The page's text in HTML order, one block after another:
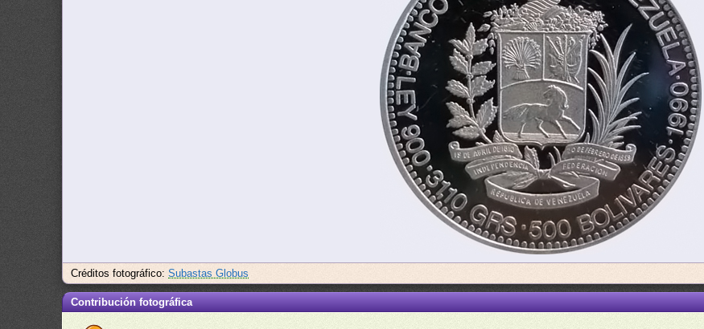
Créditos fotográfico:Subastas Globus
Contribución fotográfica